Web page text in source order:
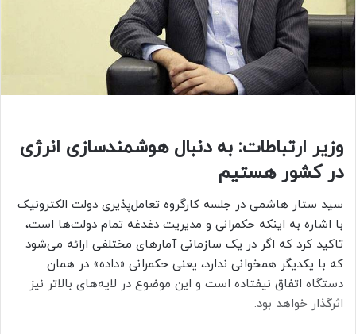
وزیر ارتباطات: به دنبال هوشمندسازی انرژی
در کشور هستیم
سید ستار هاشمی در جلسه کارگروه تعامل‌پذیری دولت الکترونیک
با اشاره به اینکه حکمرانی و مدیریت دغدغه تمام دولت‌ها است،
تاکید کرد که اگر در یک سازمانی آمارهای مختلفی ارائه می‌شود
که با یکدیگر همخوانی ندارد، یعنی حکمرانی «داده» در همان
دستگاه اتفاق نیفتاده است و این موضوع در لایه‌های بالاتر نیز
اثرگذار خواهد بود.